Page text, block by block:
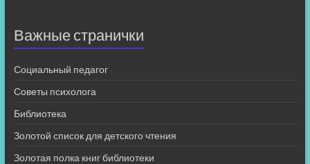
Важные странички
Социальный педагог
Советы психолога
Библиотека
Золотой список для детского чтения
Золотая полка книг библиотеки